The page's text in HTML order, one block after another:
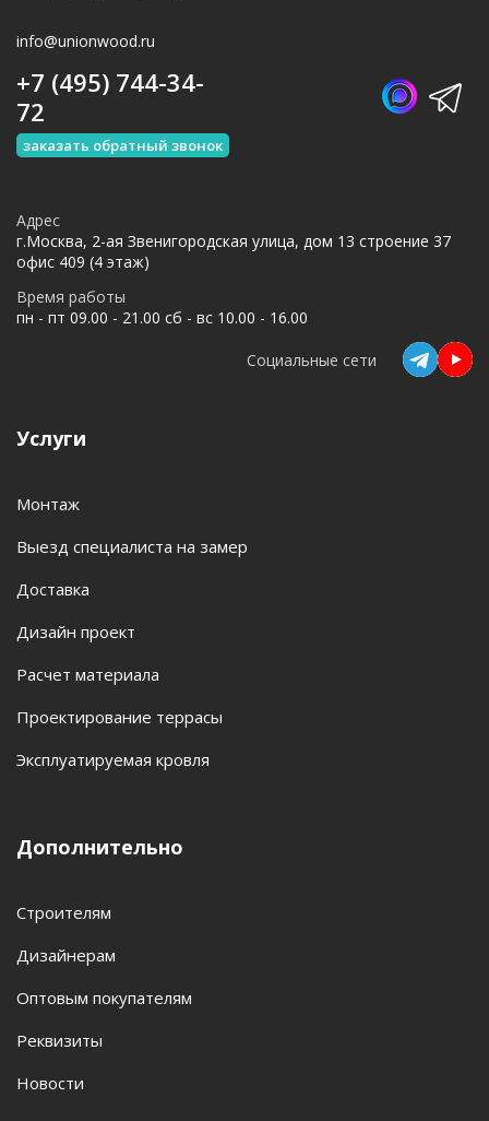
info@unionwood.ru
Услуги
Монтаж
Выезд специалиста на замер
Доставка
Дизайн проект
Расчет материала
Проектирование террасы
Эксплуатируемая кровля
Дополнительно
Строителям
Дизайнерам
Оптовым покупателям
Реквизиты
Новости
+7 (495) 744-34-
72
заказать обратный звонок
Адрес
г.Москва, 2-ая Звенигородская улица, дом 13 строение 37
офис 409 (4 этаж)
Время работы
пн - пт 09.00 - 21.00 сб - вс 10.00 - 16.00
Социальные сети